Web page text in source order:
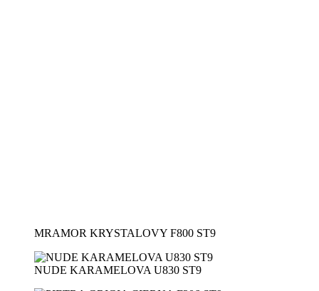
MRAMOR KRYSTALOVY F800 ST9
NUDE KARAMELOVA U830 ST9